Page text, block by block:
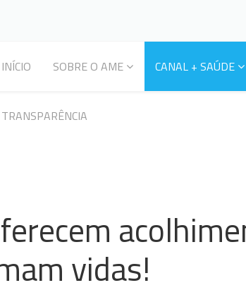
INÍCIO SOBRE O AME CANAL + SAÚDE
TRANSPARÊNCIA
vidas!